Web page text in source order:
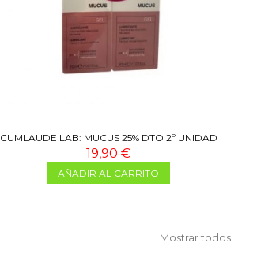
CUMLAUDE LAB: MUCUS 25% DTO 2º UNIDAD
19,90 €
AÑADIR AL CARRITO
Mostrar todos